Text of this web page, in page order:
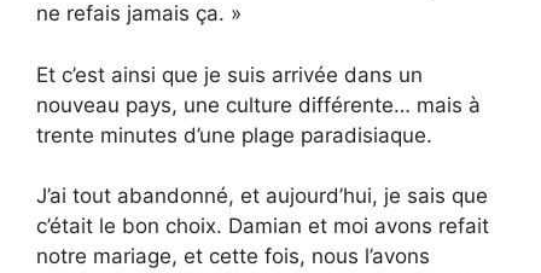
ne refais jamais ça. »
Et c’est ainsi que je suis arrivée dans un
nouveau pays, une culture différente… mais à
trente minutes d’une plage paradisiaque.
J’ai tout abandonné, et aujourd’hui, je sais que
c’était le bon choix. Damian et moi avons refait
notre mariage, et cette fois, nous l’avons